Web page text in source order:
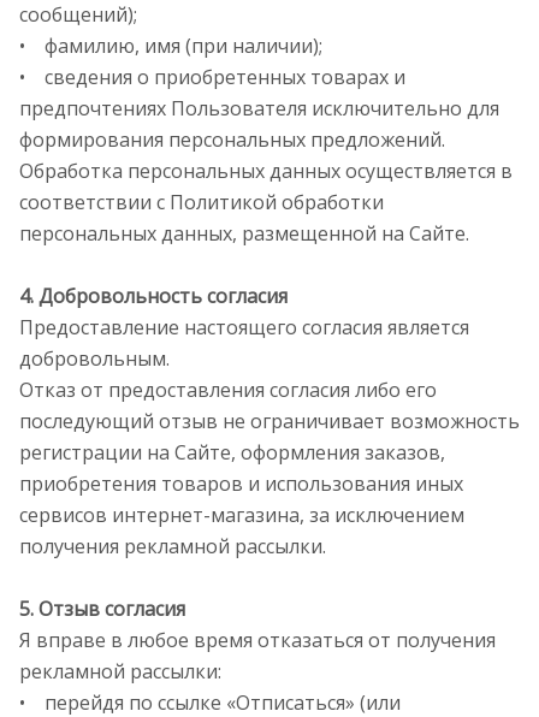
сообщений);
• фамилию, имя (при наличии);
• сведения о приобретенных товарах и
предпочтениях Пользователя исключительно для
формирования персональных предложений.
Обработка персональных данных осуществляется в
соответствии с Политикой обработки
персональных данных, размещенной на Сайте.
4. Добровольность согласия
Предоставление настоящего согласия является
добровольным.
Отказ от предоставления согласия либо его
последующий отзыв не ограничивает возможность
регистрации на Сайте, оформления заказов,
приобретения товаров и использования иных
сервисов интернет-магазина, за исключением
получения рекламной рассылки.
5. Отзыв согласия
Я вправе в любое время отказаться от получения
рекламной рассылки:
• перейдя по ссылке «Отписаться» (или